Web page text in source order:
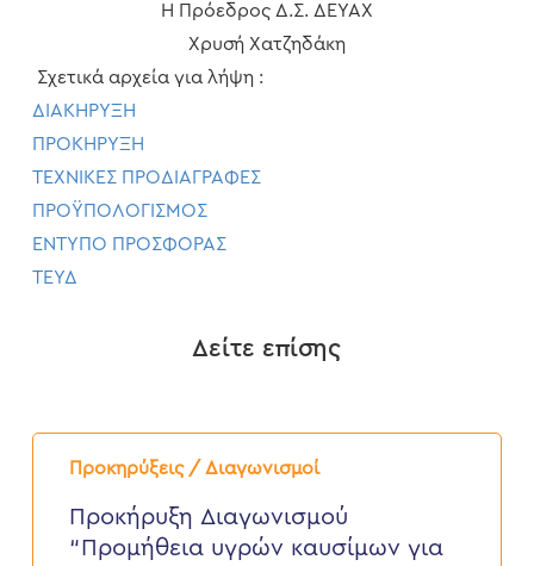
Η Πρόεδρος Δ.Σ. ΔΕΥΑΧ
Χρυσή Χατζηδάκη
Σχετικά αρχεία για λήψη :
ΔΙΑΚΗΡΥΞΗ
ΠΡΟΚΗΡΥΞΗ
ΤΕΧΝΙΚΕΣ ΠΡΟΔΙΑΓΡΑΦΕΣ
ΠΡΟΫΠΟΛΟΓΙΣΜΟΣ
ΕΝΤΥΠΟ ΠΡΟΣΦΟΡΑΣ
ΤΕΥΔ
Δείτε επίσης
Προκηρύξεις / Διαγωνισμοί
Προκήρυξη
Διαγωνισμού
υγρών
καυσίμων
Προκήρυξη Διαγωνισμού
“Προμήθεια υγρών καυσίμων για